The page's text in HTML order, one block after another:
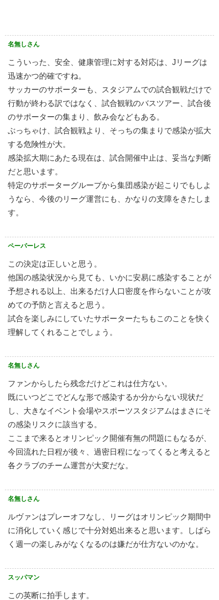
名無しさん
こういった、安全、健康管理に対する対応は、Jリーグは
迅速かつ的確ですね。
サッカーのサポーターも、スタジアムでの試合観戦だけで
行動が終わる訳ではなく、試合観戦のバスツアー、試合後
のサポーターの集まり、飲み会などもある。
ぶっちゃけ、試合観戦より、そっちの集まりで感染が拡大
する危険性が大。
感染拡大期にあたる現在は、試合開催中止は、妥当な判断
だと思います。
特定のサポーターグループから集団感染が起こりでもしよ
うなら、今後のリーグ運営にも、かなりの支障をきたしま
す。
ペーパーレス
この決定は正しいと思う。
他国の感染状況から見ても、いかに安易に感染することが
予想される以上、出来るだけ人口密度を作らないことが攻
めての予防と言えると思う。
試合を楽しみにしていたサポーターたちもこのことを快く
理解してくれることでしょう。
名無しさん
ファンからしたら残念だけどこれは仕方ない。
既にいつどこでどんな形で感染するか分からない現状だ
し、大きなイベント会場やスポーツスタジアムはまさにそ
の感染リスクに該当する。
ここまで来るとオリンピック開催有無の問題にもなるが、
今回流れた日程が後々、過密日程になってくると考えると
各クラブのチーム運営が大変だな。
名無しさん
ルヴァンはプレーオフなし、リーグはオリンピック期間中
に消化していく感じで十分対処出来ると思います。しばら
く週一の楽しみがなくなるのは嫌だが仕方ないのかな。
スッパマン
この英断に拍手します。